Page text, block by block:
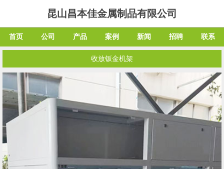
昆山昌本佳金属制品有限公司
首页 公司 产品 案例 新闻 招聘 联系
收放钣金机架